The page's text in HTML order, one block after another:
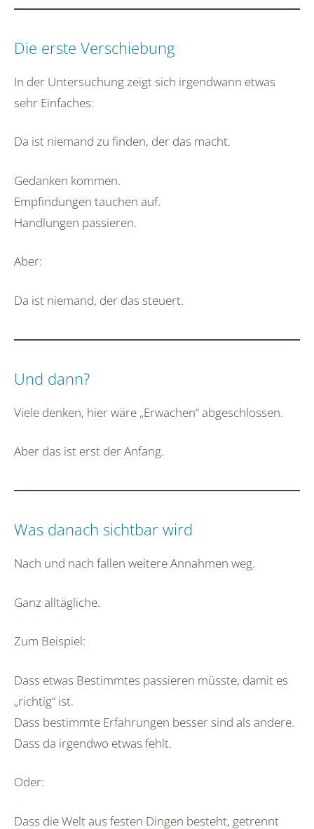
Die erste Verschiebung
In der Untersuchung zeigt sich irgendwann etwas
sehr Einfaches:
Da ist niemand zu finden, der das macht.
Gedanken kommen.
Empfindungen tauchen auf.
Handlungen passieren.
Aber:
Da ist niemand, der das steuert.
Und dann?
Viele denken, hier wäre „Erwachen“ abgeschlossen.
Aber das ist erst der Anfang.
Was danach sichtbar wird
Nach und nach fallen weitere Annahmen weg.
Ganz alltägliche.
Zum Beispiel:
Dass etwas Bestimmtes passieren müsste, damit es
„richtig“ ist.
Dass bestimmte Erfahrungen besser sind als andere.
Dass da irgendwo etwas fehlt.
Oder:
Dass die Welt aus festen Dingen besteht, getrennt